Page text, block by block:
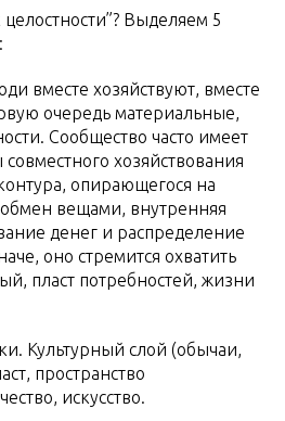
целостности”? Выделяем 5
вместе хозяйствуют, вместе
очередь материальные,
Сообщество часто имеет
хозяйствования
опирающегося на
вещами, внутренняя
денег и распределение
оно стремится охватить
пласт потребностей, жизни
Культурный слой (обычаи,
пространство
искусство.